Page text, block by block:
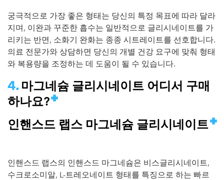
궁극적으로 가장 좋은 형태는 당신의 특정 목표에 따라 달라
지며, 이완과 꾸준한 흡수는 일반적으로 글리시네이트를 가
리키는 반면, 소화기 완화는 종종 시트레이트를 선호합니다.
의료 전문가와 상담하면 당신의 개별 건강 요구에 맞춰 형태
와 복용량을 조정하는 데 도움이 될 수 있습니다.
마그네슘 글리시네이트 어디서 구매
하나요?
인핸스드 랩스 마그네슘 글리시네이트
인핸스드 랩스의 인핸스드 마그네슘은 비스글리시네이트,
수크로소미알, L-트레오네이트 형태를 특징으로 하는 빠르